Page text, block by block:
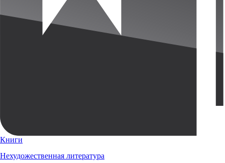
Книги
Нехудожественная литература